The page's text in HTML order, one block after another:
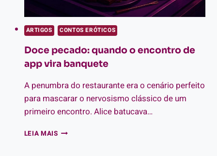
ARTIGOS CONTOS ERÓTICOS
Doce pecado: quando o encontro de
app vira banquete
A penumbra do restaurante era o cenário perfeito
para mascarar o nervosismo clássico de um
primeiro encontro. Alice batucava…
LEIA MAISDOCE